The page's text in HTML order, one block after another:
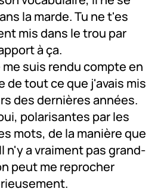
la marde. Tu ne t'es
mis dans le trou par
à ça.
suis rendu compte en
de tout ce que j'avais mis
des dernières années.
polarisantes par les
mots, de la manière que
n'y a vraiment pas grand-
peut me reprocher